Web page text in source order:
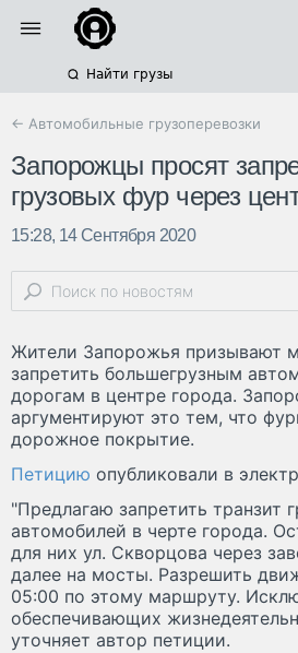
Найти грузы
← Автомобильные грузоперевозки
Запорожцы просят
грузовых фур через
15:28, 14 Сентября 2020
Жители Запорожья призывают
запретить большегрузным
дорогам в центре города.
аргументируют это тем, что
дорожное покрытие.
Петицию опубликовали в
"Предлагаю запретить транзит
автомобилей в черте города.
для них ул. Скворцова через
далее на мосты. Разрешить
05:00 по этому маршруту.
обеспечивающих
уточняет автор петиции.